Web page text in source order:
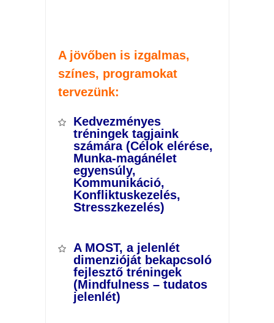
A jövőben is izgalmas,
színes, programokat
tervezünk:
Kedvezményes
tréningek tagjaink
számára (Célok elérése,
Munka-magánélet
egyensúly,
Kommunikáció,
Konfliktuskezelés,
Stresszkezelés)
A MOST, a jelenlét
dimenzióját bekapcsoló
fejlesztő tréningek
(Mindfulness – tudatos
jelenlét)